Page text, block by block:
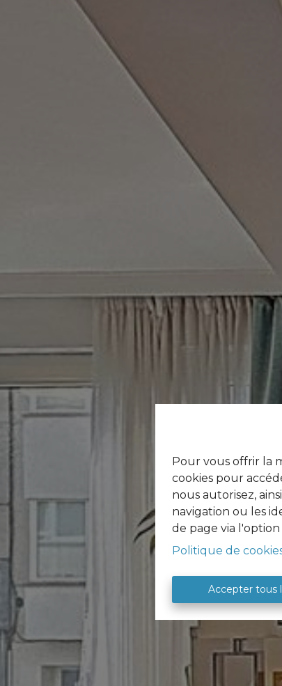
Pour vous offrir la
cookies pour
nous autorisez,
navigation ou les
de page via l'option
Politique de
Accepter tous